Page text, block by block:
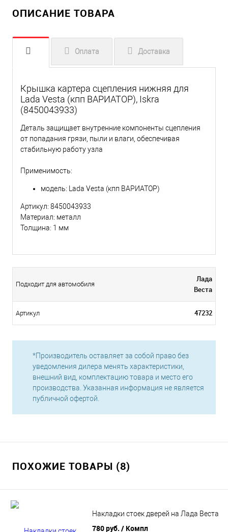
ОПИСАНИЕ ТОВАРА
Оплата Доставка
Крышка картера сцепления нижняя для
Lada Vesta (кпп ВАРИАТОР), Iskra
(8450043933)
Деталь защищает внутренние компоненты сцепления
от попадания грязи, пыли и влаги, обеспечивая
стабильную работу узла
Применимость:
модель: Lada Vesta (кпп ВАРИАТОР)
Артикул: 8450043933
Материал: металл
Толщина: 1 мм
Подходит для автомобиля
Лада
Веста
Артикул 47232
*Производитель оставляет за собой право без
уведомления дилера менять характеристики,
внешний вид, комплектацию товара и место его
производства. Указанная информация не является
публичной офертой.
ПОХОЖИЕ ТОВАРЫ (8)
Накладки стоек дверей на Лада Веста
780 руб. / Компл